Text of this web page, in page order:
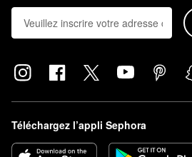
Téléchargez l’appli Sephora